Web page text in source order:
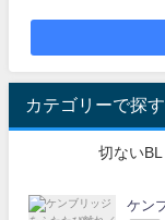
カテゴリーで探す
切ないBL
ケン